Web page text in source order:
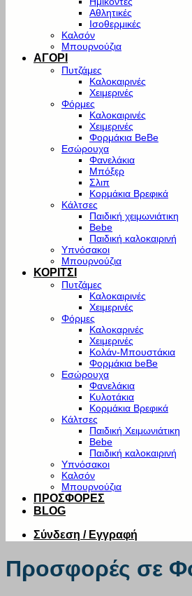
Αθλητικές
Ισοθερμικές
Καλσόν
Μπουρνούζια
ΑΓΟΡΙ
Πυτζάμες
Καλοκαιρινές
Χειμερινές
Φόρμες
Καλοκαιρινές
Χειμερινές
Φορμάκια BeBe
Εσώρουχα
Φανελάκια
Μπόξερ
Σλιπ
Κορμάκια Βρεφικά
Κάλτσες
Παιδική χειμωνιάτικη
Bebe
Παιδική καλοκαιρινή
Υπνόσακοι
Μπουρνούζια
ΚΟΡΙΤΣΙ
Πυτζάμες
Καλοκαιρινές
Χειμερινές
Φόρμες
Καλοκαρινές
Χειμερινές
Κολάν-Μπουστάκια
Φορμάκια beBe
Εσώρουχα
Φανελάκια
Κυλοτάκια
Κορμάκια Βρεφικά
Κάλτσες
Παιδική Χειμωνιάτικη
Bebe
Παιδική καλοκαιρινή
Υπνόσακοι
Καλσόν
Μπουρνούζια
ΠΡΟΣΦΟΡΕΣ
BLOG
Σύνδεση / Εγγραφή
Προσφορές σε